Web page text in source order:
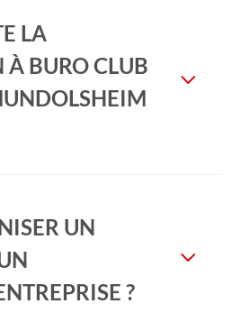
LA
BURO CLUB
UN
?